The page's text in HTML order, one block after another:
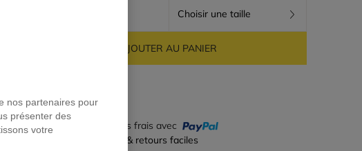
Choisir une taille
AJOUTER AU PANIER
Payez en 4 fois sans frais avec
🔒Paiement sécurisé & retours faciles
nos partenaires pour
présenter des
votre